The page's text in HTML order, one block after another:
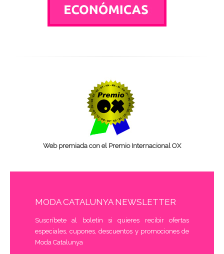
Web premiada con el Premio Internacional OX
MODA CATALUNYA NEWSLETTER
Suscríbete al boletín si quieres recibir ofertas
especiales, cupones, descuentos y promociones de
Moda Catalunya